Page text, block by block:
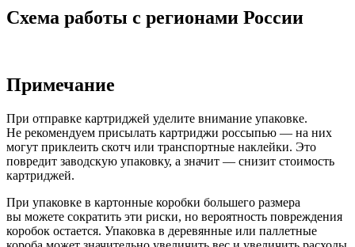
Схема работы с регионами России
Примечание
При отправке картриджей уделите внимание упаковке.
Не рекомендуем присылать картриджи россыпью — на них
могут приклеить скотч или транспортные наклейки. Это
повредит заводскую упаковку, а значит — снизит стоимость
картриджей.
При упаковке в картонные коробки большего размера
вы можете сократить эти риски, но вероятность повреждения
коробок остается. Упаковка в деревянные или паллетные